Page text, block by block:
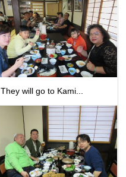
They will go to Kami...